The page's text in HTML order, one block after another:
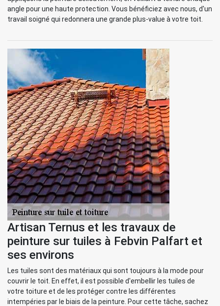
angle pour une haute protection. Vous bénéficiez avec nous, d'un
travail soigné qui redonnera une grande plus-value à votre toit.
Artisan Ternus et les travaux de
peinture sur tuiles à Febvin Palfart et
ses environs
Les tuiles sont des matériaux qui sont toujours à la mode pour
couvrir le toit. En effet, il est possible d'embellir les tuiles de
votre toiture et de les protéger contre les différentes
intempéries par le biais de la peinture. Pour cette tâche, sachez